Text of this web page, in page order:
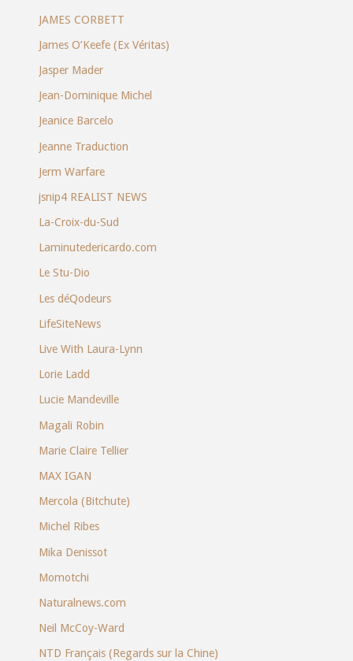
JAMES CORBETT
James O’Keefe (Ex Véritas)
Jasper Mader
Jean-Dominique Michel
Jeanice Barcelo
Jeanne Traduction
Jerm Warfare
jsnip4 REALIST NEWS
La-Croix-du-Sud
Laminutedericardo.com
Le Stu-Dio
Les déQodeurs
LifeSiteNews
Live With Laura-Lynn
Lorie Ladd
Lucie Mandeville
Magali Robin
Marie Claire Tellier
MAX IGAN
Mercola (Bitchute)
Michel Ribes
Mika Denissot
Momotchi
Naturalnews.com
Neil McCoy-Ward
NTD Français (Regards sur la Chine)